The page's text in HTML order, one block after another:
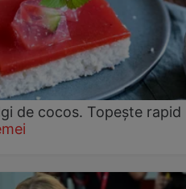
de cocos. Topește rapid